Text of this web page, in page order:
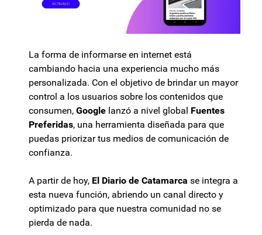
La forma de informarse en internet está
cambiando hacia una experiencia mucho más
personalizada. Con el objetivo de brindar un mayor
control a los usuarios sobre los contenidos que
consumen, Google lanzó a nivel global Fuentes
Preferidas, una herramienta diseñada para que
puedas priorizar tus medios de comunicación de
confianza.
A partir de hoy, El Diario de Catamarca se integra a
esta nueva función, abriendo un canal directo y
optimizado para que nuestra comunidad no se
pierda de nada.